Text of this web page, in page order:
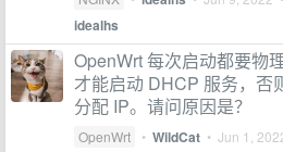
idealhs
OpenWrt 每次启动都要物
才能启动 DHCP 服务，否
分配 IP。请问原因是？
OpenWrt • WildCat • Jun 1,